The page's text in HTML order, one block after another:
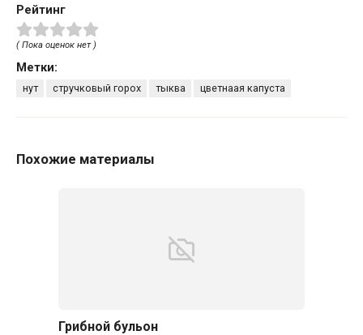
Рейтинг
( Пока оценок нет )
Метки:
нут стручковый горох тыква цветнаая капуста
Похожие материалы
Грибной бульон